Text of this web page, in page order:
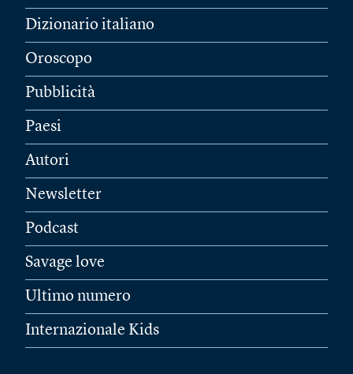
Dizionario italiano
Oroscopo
Pubblicità
Paesi
Autori
Newsletter
Podcast
Savage love
Ultimo numero
Internazionale Kids